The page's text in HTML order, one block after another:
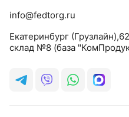
info@fedtorg.ru
Екатеринбург
склад №8 (база